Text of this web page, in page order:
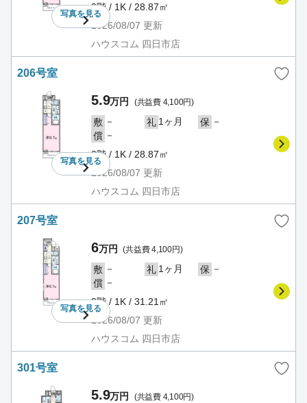
写真を見る
2階 / 1K / 28.87㎡
2026/08/07 更新
ハウスコム 四日市店
206号室
写真を見る
5.9万円 (共益費 4,100円)
敷 － 礼 1ヶ月 保 －
償 －
2階 / 1K / 28.87㎡
2026/08/07 更新
ハウスコム 四日市店
207号室
写真を見る
6万円 (共益費 4,100円)
敷 － 礼 1ヶ月 保 －
償 －
2階 / 1K / 31.21㎡
2026/08/07 更新
ハウスコム 四日市店
301号室
5.9万円 (共益費 4,100円)